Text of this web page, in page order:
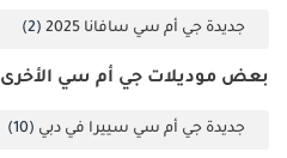
جديدة جي أم سي سافانا 2025 (2)
بعض موديلات جي أم سي الأخرى
جديدة جي أم سي سييرا في دبي (10)